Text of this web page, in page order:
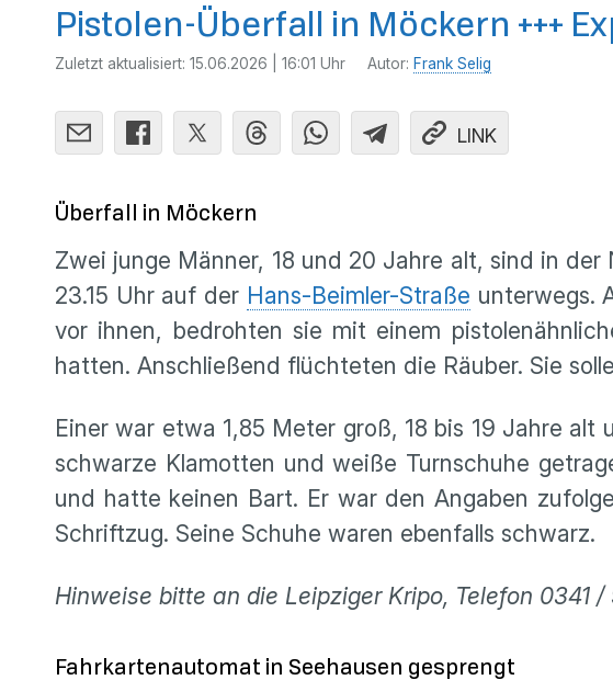
Pistolen-Überfall in Möckern +++
Zuletzt aktualisiert: 15.06.2026 | 16:01 Uhr Autor: Frank Selig
LINK
Überfall in Möckern
Zwei junge Männer, 18 und 20 Jahre alt, sind in
23.15 Uhr auf der Hans-Beimler-Straße unterwegs.
vor ihnen, bedrohten sie mit einem
hatten. Anschließend flüchteten die Räuber. Sie
Einer war etwa 1,85 Meter groß, 18 bis 19 Jahre
schwarze Klamotten und weiße Turnschuhe
und hatte keinen Bart. Er war den Angaben
Schriftzug. Seine Schuhe waren ebenfalls schwarz.
Hinweise bitte an die Leipziger Kripo, Telefon 0341
Fahrkartenautomat in Seehausen gesprengt